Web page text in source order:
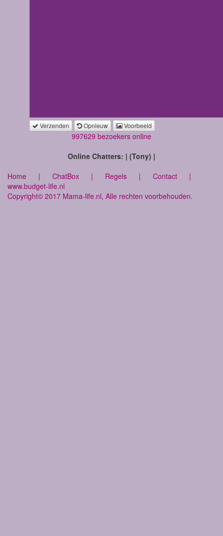
Verzenden Opnieuw Voorbeeld
997629 bezoekers online
Online Chatters: | (Tony) |
Home | ChatBox | Regels | Contact |
www.budget-life.nl
Copyright© 2017 Mama-life.nl, Alle rechten voorbehouden.